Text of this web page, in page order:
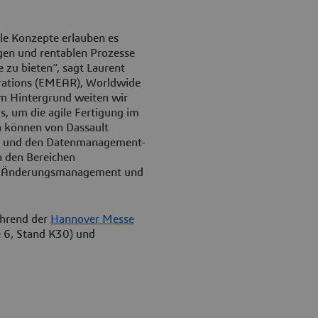
Konzepte erlauben es
und rentablen Prozesse
zu bieten“, sagt Laurent
(EMEAR), Worldwide
Hintergrund weiten wir
um die agile Fertigung im
von Dassault
den Datenmanagement-
Bereichen
und
der Hannover Messe
Stand K30) und